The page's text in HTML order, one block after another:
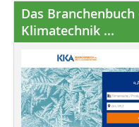
Das
Klimatechnik ...